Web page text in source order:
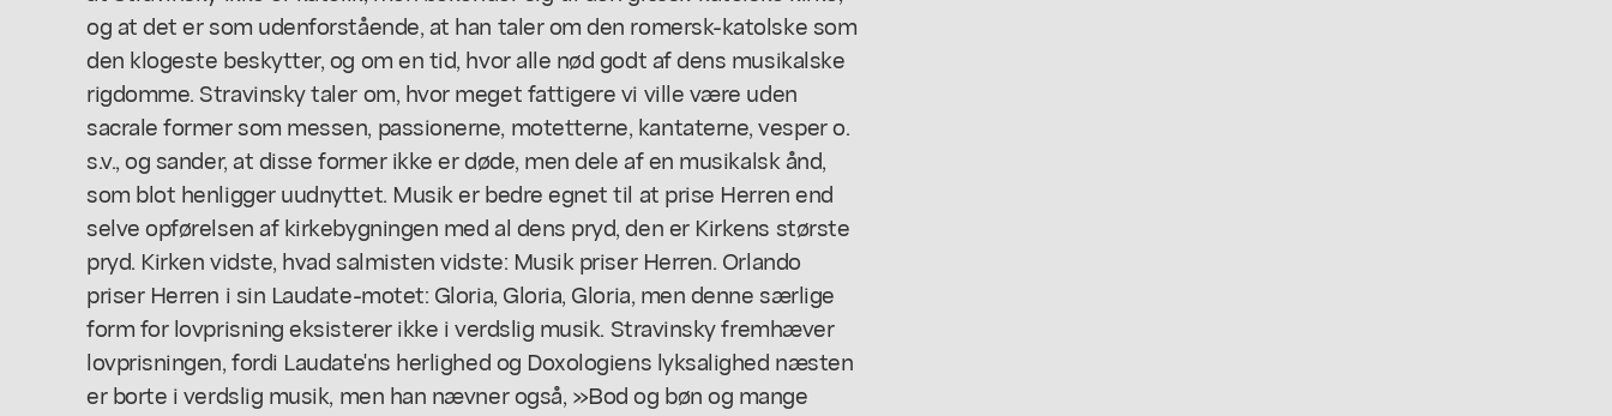
og at det er som udenforstående, at han taler om den romersk-katolske som
den klogeste beskytter, og om en tid, hvor alle nød godt af dens musikalske
rigdomme. Stravinsky taler om, hvor meget fattigere vi ville være uden
sacrale former som messen, passionerne, motetterne, kantaterne, vesper o.
s.v., og sander, at disse former ikke er døde, men dele af en musikalsk ånd,
som blot henligger uudnyttet. Musik er bedre egnet til at prise Herren end
selve opførelsen af kirkebygningen med al dens pryd, den er Kirkens største
pryd. Kirken vidste, hvad salmisten vidste: Musik priser Herren. Orlando
priser Herren i sin Laudate-motet: Gloria, Gloria, Gloria, men denne særlige
form for lovprisning eksisterer ikke i verdslig musik. Stravinsky fremhæver
lovprisningen, fordi Laudate'ns herlighed og Doxologiens lyksalighed næsten
er borte i verdslig musik, men han nævner også, »Bod og bøn og mange